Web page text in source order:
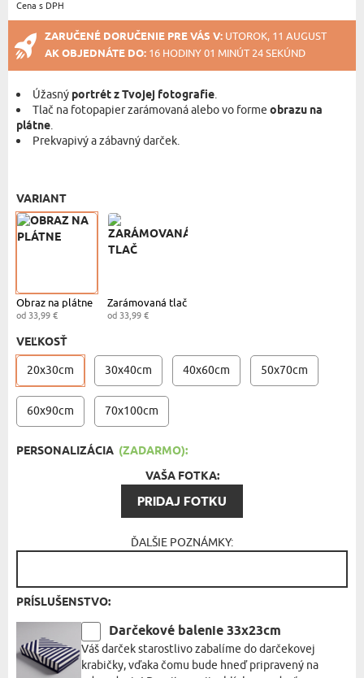
Cena s DPH
ZARUČENÉ DORUČENIE PRE VÁS V: UTOROK, 11 AUGUST
AK OBJEDNÁTE DO: 16 HODINY 01 MINÚT 23 SEKÚND
Úžasný portrét z Tvojej fotografie.
Tlač na fotopapier zarámovaná alebo vo formeobrazu na
plátne.
Prekvapivý a zábavný darček.
VARIANT
Obraz na plátne
od 33,99 €
Zarámovaná tlač
od 33,99 €
VEĽKOSŤ
20x30cm 30x40cm 40x60cm 50x70cm
60x90cm 70x100cm
PERSONALIZÁCIA (ZADARMO):
VAŠA FOTKA:
PRIDAJ FOTKU
ĎALŠIE POZNÁMKY:
PRÍSLUŠENSTVO:
Darčekové balenie 33x23cm
Váš darček starostlivo zabalíme do darčekovej
krabičky, vďaka čomu bude hneď pripravený na